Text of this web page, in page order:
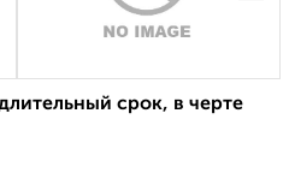
срок, в черте